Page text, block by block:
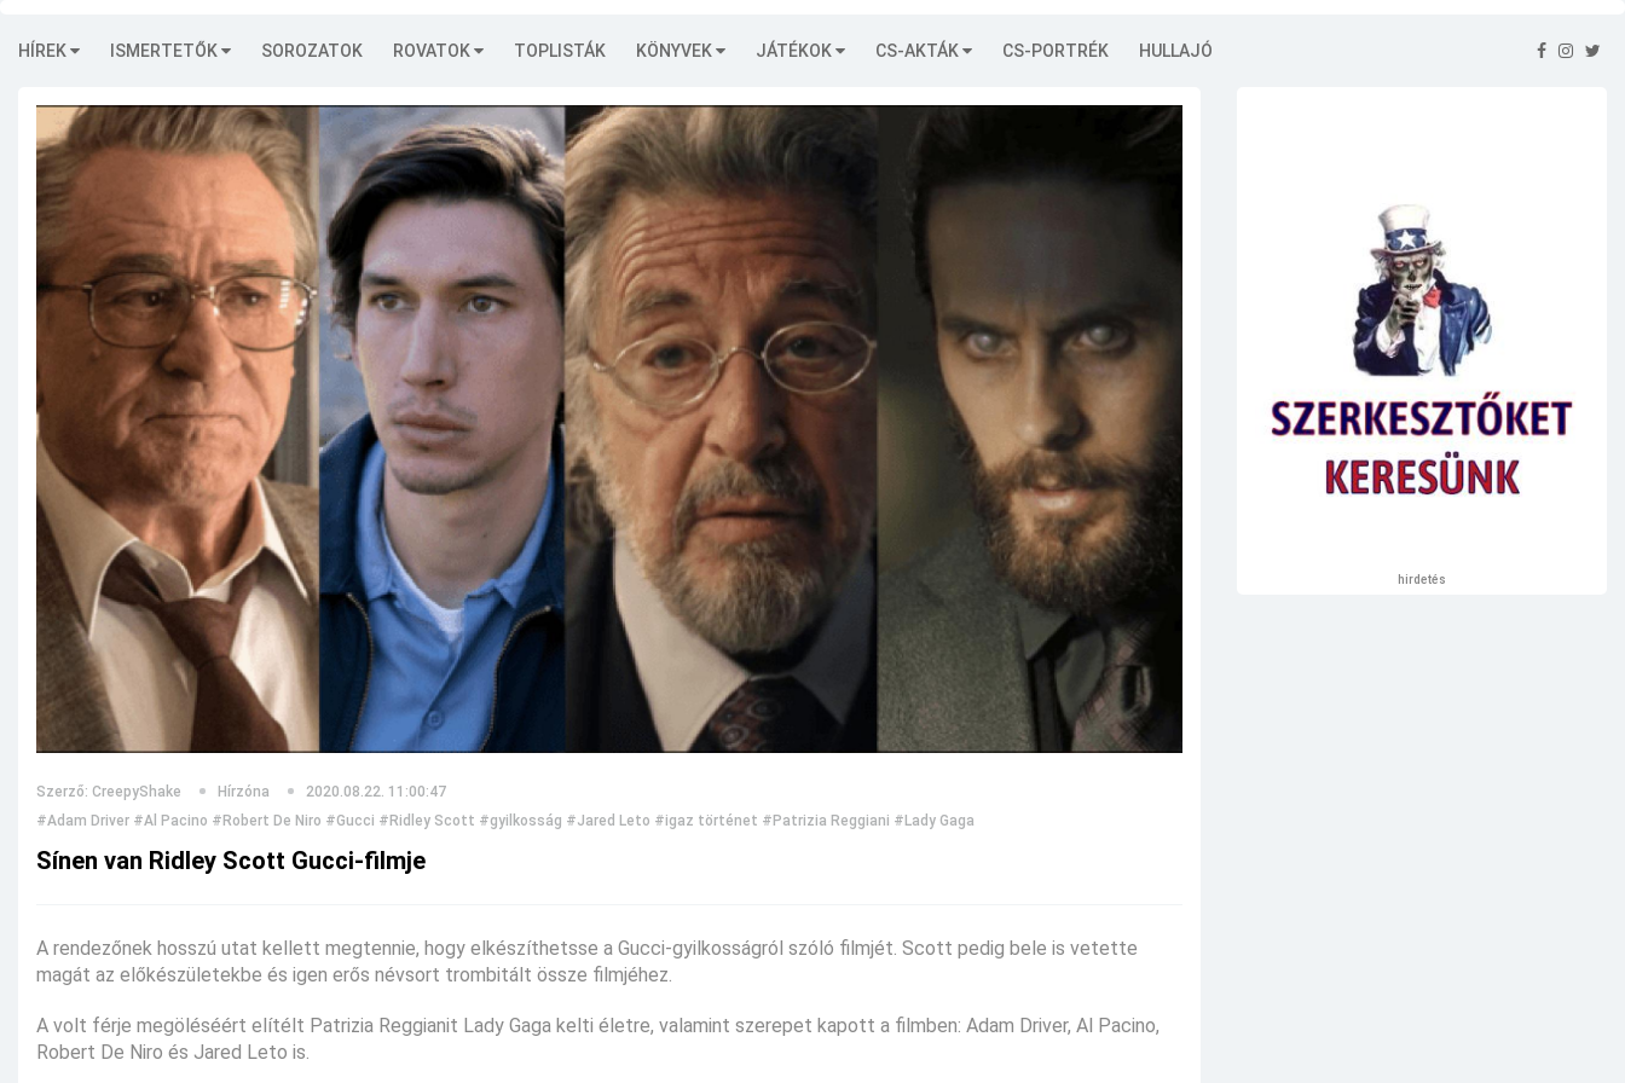
HÍREK ISMERTETŐK SOROZATOK ROVATOK TOPLISTÁK KÖNYVEK JÁTÉKOK CS-AKTÁK CS-PORTRÉK HULLAJÓ
Szerző: CreepyShake Hírzóna
2020.08.22. 11:00:47
#Adam Driver #Al Pacino #Robert De Niro #Gucci #Ridley Scott #gyilkosság #Jared Leto #igaz történet #Patrizia Reggiani #Lady Gaga
Sínen van Ridley Scott Gucci-filmje
A rendezőnek hosszú utat kellett megtennie, hogy elkészíthetsse a Gucci-gyilkosságról szóló filmjét. Scott pedig bele is vetette
magát az előkészületekbe és igen erős névsort trombitált össze filmjéhez.
A volt férje megöléséért elítélt Patrizia Reggianit Lady Gaga kelti életre, valamint szerepet kapott a filmben: Adam Driver, Al Pacino,
Robert De Niro és Jared Leto is.
hirdetés